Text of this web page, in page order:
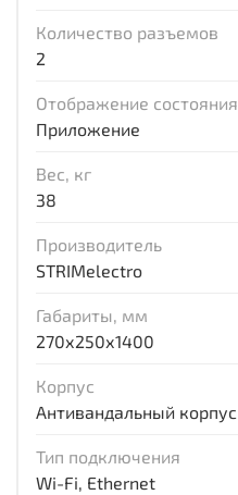
Количество разъемов
2
Отображение состояния
Приложение
Вес, кг
38
Производитель
STRIMelectro
Габариты, мм
270х250х1400
Корпус
Антивандальный корпус
Тип подключения
Wi-Fi, Ethernet